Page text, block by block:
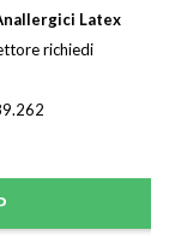
Latex
richiedi